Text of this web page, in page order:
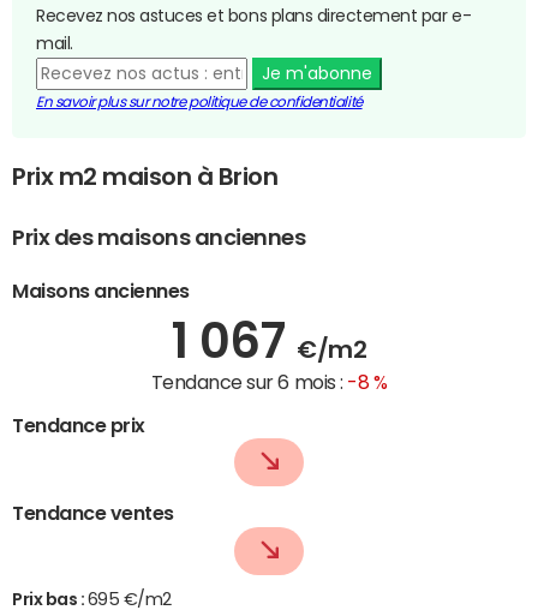
Recevez nos astuces et bons plans directement par e-
mail.
Je m'abonne
En savoir plus sur notre politique de confidentialité
Prix m2 maison à Brion
Prix des maisons anciennes
Maisons anciennes
1 067 €/m2
Tendance sur 6 mois : -8 %
Tendance prix
Tendance ventes
Prix bas : 695 €/m2